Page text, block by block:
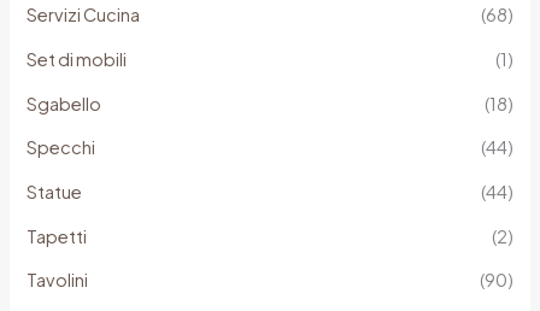
Servizi Cucina (68)
Set di mobili (1)
Sgabello (18)
Specchi (44)
Statue (44)
Tapetti (2)
Tavolini (90)